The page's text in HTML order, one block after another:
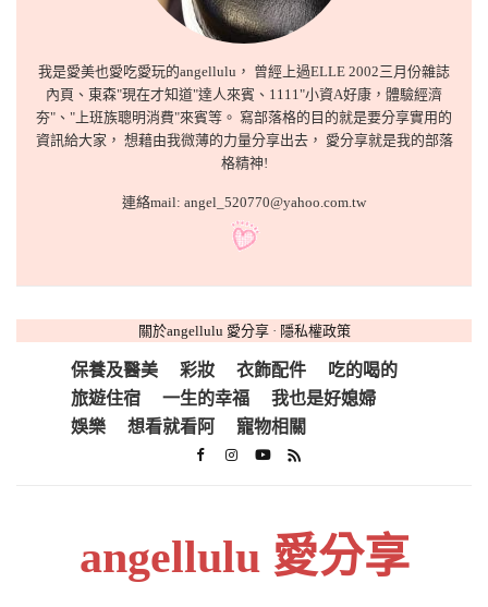
我是愛美也愛吃愛玩的angellulu， 曾經上過ELLE 2002三月份雜誌
內頁、東森"現在才知道"達人來賓、1111"小資A好康，體驗經濟
夯"、"上班族聰明消費"來賓等。 寫部落格的目的就是要分享實用的
資訊給大家， 想藉由我微薄的力量分享出去， 愛分享就是我的部落
格精神!
連絡mail: angel_520770@yahoo.com.tw
關於angellulu 愛分享· 隱私權政策
保養及醫美 彩妝 衣飾配件
吃的喝的
旅遊住宿
一生的幸福
我也是好媳婦
娛樂
想看就看阿 寵物相關
angellulu 愛分享